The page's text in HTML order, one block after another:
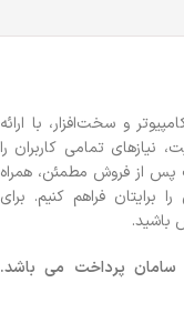
و سخت‌افزار، با ارائه
تمامی کاربران را
پس از فروش مطمئن، همراه
برایتان فراهم کنیم. برای
باشید.
سامان پرداخت می باشد.